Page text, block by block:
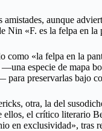
aunque
Nin «F. es la felpa en
como «la felpa en la
especie de mapa
preservarlas bajo
otra, la del
ellos, el crítico
en exclusividad», tras